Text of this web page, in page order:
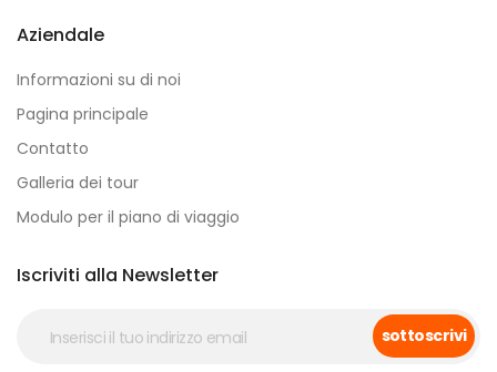
Aziendale
Informazioni su di noi
Pagina principale
Contatto
Galleria dei tour
Modulo per il piano di viaggio
Iscriviti alla Newsletter
sottoscrivi